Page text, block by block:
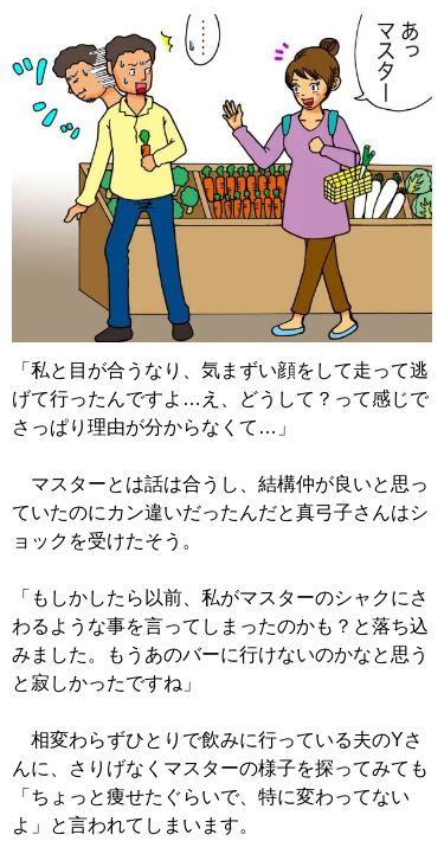
「私と目が合うなり、気まずい顔をして走って逃
げて行ったんですよ…え、どうして？って感じで
さっぱり理由が分からなくて…」
マスターとは話は合うし、結構仲が良いと思っ
ていたのにカン違いだったんだと真弓子さんはシ
ョックを受けたそう。
「もしかしたら以前、私がマスターのシャクにさ
わるような事を言ってしまったのかも？と落ち込
みました。もうあのバーに行けないのかなと思う
と寂しかったですね」
相変わらずひとりで飲みに行っている夫のYさ
んに、さりげなくマスターの様子を探ってみても
「ちょっと痩せたぐらいで、特に変わってない
よ」と言われてしまいます。